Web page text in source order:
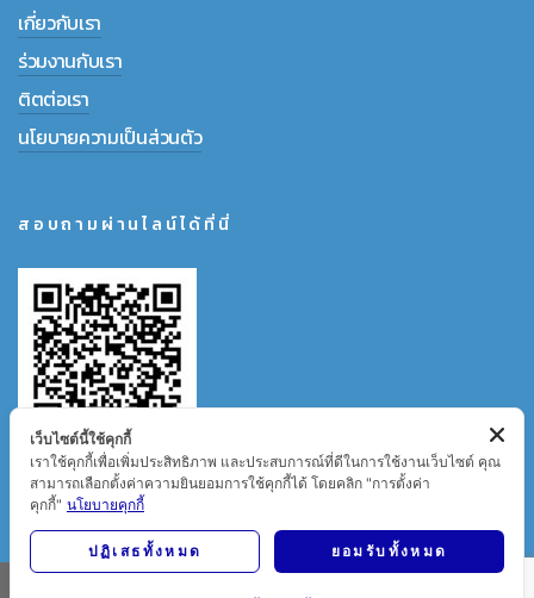
เกี่ยวกับเรา
ร่วมงานกับเรา
ติตต่อเรา
นโยบายความเป็นส่วนตัว
สอบถามผ่านไลน์ได้ที่นี่
เว็บไซต์นี้ใช้คุกกี้
เราใช้คุกกี้เพื่อเพิ่มประสิทธิภาพ และประสบการณ์ที่ดีในการใช้งานเว็บไซต์ คุณ
สามารถเลือกตั้งค่าความยินยอมการใช้คุกกี้ได้ โดยคลิก "การตั้งค่า
คุกกี้" นโยบายคุกกี้
ปฏิเสธทั้งหมด ยอมรับทั้งหมด